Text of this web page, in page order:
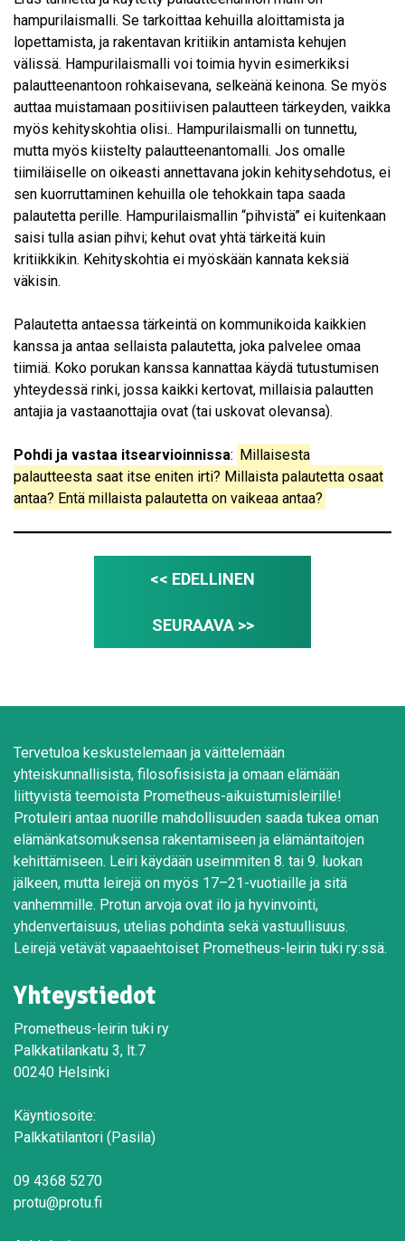
hampurilaismalli. Se tarkoittaa kehuilla aloittamista ja
lopettamista, ja rakentavan kritiikin antamista kehujen
välissä. Hampurilaismalli voi toimia hyvin esimerkiksi
palautteenantoon rohkaisevana, selkeänä keinona. Se myös
auttaa muistamaan positiivisen palautteen tärkeyden, vaikka
myös kehityskohtia olisi.. Hampurilaismalli on tunnettu,
mutta myös kiistelty palautteenantomalli. Jos omalle
tiimiläiselle on oikeasti annettavana jokin kehitysehdotus, ei
sen kuorruttaminen kehuilla ole tehokkain tapa saada
palautetta perille. Hampurilaismallin “pihvistä” ei kuitenkaan
saisi tulla asian pihvi; kehut ovat yhtä tärkeitä kuin
kritiikkikin. Kehityskohtia ei myöskään kannata keksiä
väkisin.
Palautetta antaessa tärkeintä on kommunikoida kaikkien
kanssa ja antaa sellaista palautetta, joka palvelee omaa
tiimiä. Koko porukan kanssa kannattaa käydä tutustumisen
yhteydessä rinki, jossa kaikki kertovat, millaisia palautten
antajia ja vastaanottajia ovat (tai uskovat olevansa).
Pohdi ja vastaa itsearvioinnissa: Millaisesta
palautteesta saat itse eniten irti? Millaista palautetta osaat
antaa? Entä millaista palautetta on vaikeaa antaa?
<< EDELLINEN
SEURAAVA >>
Tervetuloa keskustelemaan ja väittelemään
yhteiskunnallisista, filosofisisista ja omaan elämään
liittyvistä teemoista Prometheus-aikuistumisleirille!
Protuleiri antaa nuorille mahdollisuuden saada tukea oman
elämänkatsomuksensa rakentamiseen ja elämäntaitojen
kehittämiseen. Leiri käydään useimmiten 8. tai 9. luokan
jälkeen, mutta leirejä on myös 17–21-vuotiaille ja sitä
vanhemmille. Protun arvoja ovat ilo ja hyvinvointi,
yhdenvertaisuus, utelias pohdinta sekä vastuullisuus.
Leirejä vetävät vapaaehtoiset Prometheus-leirin tuki ry:ssä.
Yhteystiedot
Prometheus-leirin tuki ry
Palkkatilankatu 3, lt.7
00240 Helsinki
Käyntiosoite:
Palkkatilantori (Pasila)
09 4368 5270
protu@protu.fi